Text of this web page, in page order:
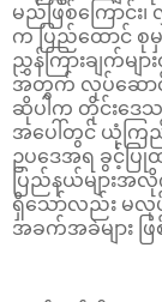
မည်ဖြစ်ကြောင်း
က ပြည်ထောင်
ညွှန်ကြားချက်မျ
အတွက် လုပ်ဆောင်
ဆိုပါက တိုင်းဒေ
အပေါ်တွင် ယုံကြည်
ဥပဒေအရ ခွင့်ပြု
ပြည်နယ်များအလို
ရှိသော်လည်း မလု
အခက်အခဲများ ဖြစ်